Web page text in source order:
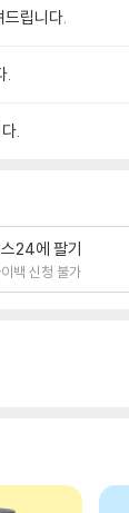
립니다.
.
.
24에 팔기
백 신청 불가